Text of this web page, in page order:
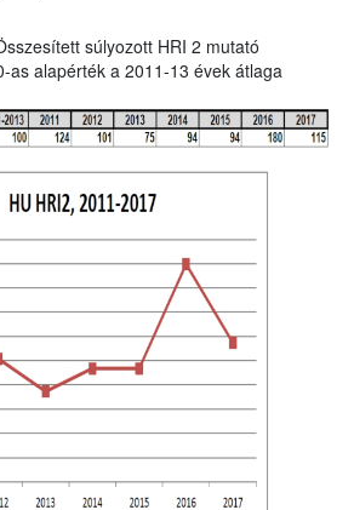
súlyozott HRI 2 mutató
as alapérték a 2011-13 évek átlaga